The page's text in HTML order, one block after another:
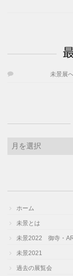
未景展
ア
ブ
ホーム
未景とは
未景2022 御寺・
未景2021
過去の展覧会